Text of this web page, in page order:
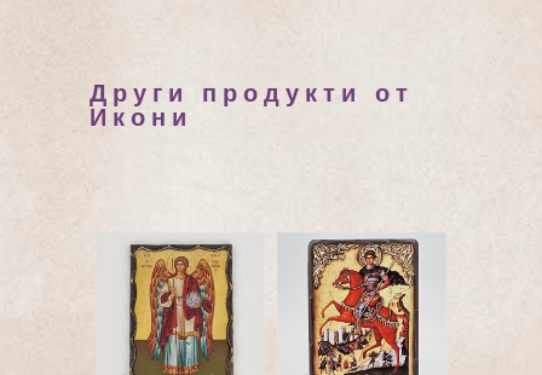
Други продукти от
Икони